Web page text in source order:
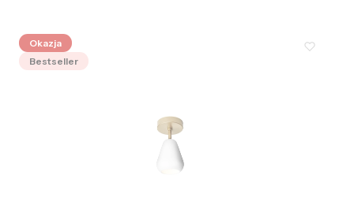
Okazja
Bestseller